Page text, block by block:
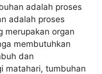
adalah proses
adalah proses
merupakan organ
membutuhkan
dan
matahari, tumbuhan